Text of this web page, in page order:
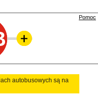
Pomoc
autobusowych są na